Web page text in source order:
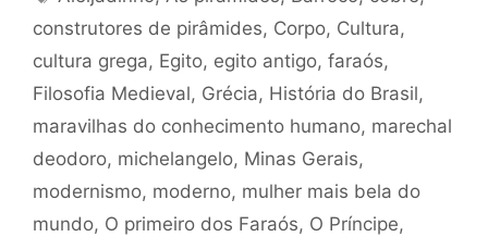
construtores de pirâmides, Corpo, Cultura,
cultura grega, Egito, egito antigo, faraós,
Filosofia Medieval, Grécia, História do Brasil,
maravilhas do conhecimento humano, marechal
deodoro, michelangelo, Minas Gerais,
modernismo, moderno, mulher mais bela do
mundo, O primeiro dos Faraós, O Príncipe,